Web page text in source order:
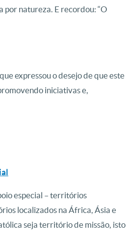
por natureza. E recordou: “O
expressou o desejo de que este
iniciativas e,
especial – territórios
localizados na África, Ásia e
seja território de missão, isto